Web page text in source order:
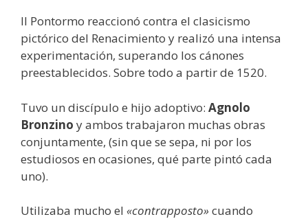
Il Pontormo reaccionó contra el clasicismo
pictórico del Renacimiento y realizó una intensa
experimentación, superando los cánones
preestablecidos. Sobre todo a partir de 1520.
Tuvo un discípulo e hijo adoptivo: Agnolo
Bronzino y ambos trabajaron muchas obras
conjuntamente, (sin que se sepa, ni por los
estudiosos en ocasiones, qué parte pintó cada
uno).
Utilizaba mucho el «contrapposto» cuando